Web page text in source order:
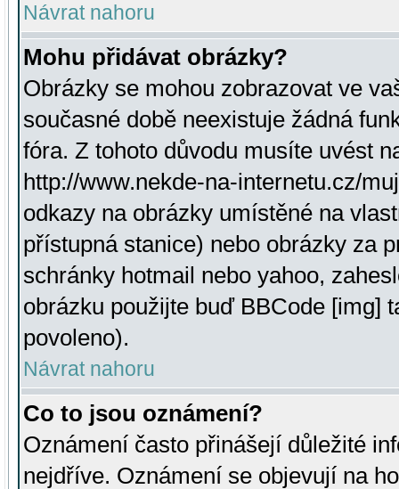
Návrat nahoru
Mohu přidávat obrázky?
Obrázky se mohou zobrazovat ve
současné době neexistuje žádná
fóra. Z tohoto důvodu musíte uvést
http://www.nekde-na-internetu.cz/
odkazy na obrázky umístěné na
přístupná stanice) nebo obrázky za
schránky hotmail nebo yahoo,
obrázku použijte buď BBCode [img]
povoleno).
Návrat nahoru
Co to jsou oznámení?
Oznámení často přinášejí důležité
nejdříve. Oznámení se objevují na